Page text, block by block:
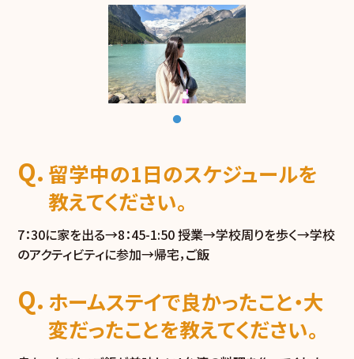
留学中の1日のスケジュールを
教えてください。
7：30に家を出る→8：45-1:50 授業→学校周りを歩く→学校
のアクティビティに参加→帰宅，ご飯
ホームステイで良かったこと・大
変だったことを教えてください。